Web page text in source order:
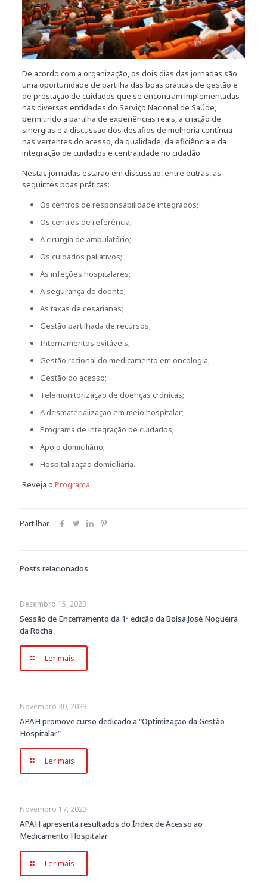
De acordo com a organização, os dois dias das jornadas são
uma oportunidade de partilha das boas práticas de gestão e
de prestação de cuidados que se encontram implementadas
nas diversas entidades do Serviço Nacional de Saúde,
permitindo a partilha de experiências reais, a criação de
sinergias e a discussão dos desafios de melhoria contínua
nas vertentes do acesso, da qualidade, da eficiência e da
integração de cuidados e centralidade no cidadão.
Nestas jornadas estarão em discussão, entre outras, as
seguintes boas práticas:
Os centros de responsabilidade integrados;
Os centros de referência;
A cirurgia de ambulatório;
Os cuidados paliativos;
As infeções hospitalares;
A segurança do doente;
As taxas de cesarianas;
Gestão partilhada de recursos;
Internamentos evitáveis;
Gestão racional do medicamento em oncologia;
Gestão do acesso;
Telemonitorização de doenças crónicas;
A desmaterialização em meio hospitalar;
Programa de integração de cuidados;
Apoio domiciliário;
Hospitalização domiciliária.
Reveja o Programa.
Partilhar
Posts relacionados
Dezembro 15, 2023
Sessão de Encerramento da 1ª edição da Bolsa José Nogueira
da Rocha
Ler mais
Novembro 30, 2023
APAH promove curso dedicado a “Optimizaçao da Gestão
Hospitalar”
Ler mais
Novembro 17, 2023
APAH apresenta resultados do Índex de Acesso ao
Medicamento Hospitalar
Ler mais